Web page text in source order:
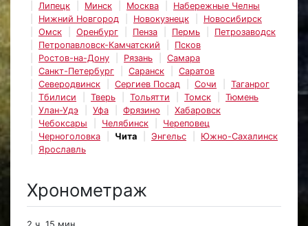
Липецк
Минск Москва
Набережные Челны
Нижний Новгород
Новокузнецк
Новосибирск
Омск
Оренбург Пенза Пермь
Петрозаводск
Петропавловск-Камчатский
Псков
Ростов-на-Дону
Рязань
Самара
Санкт-Петербург
Саранск
Саратов
Северодвинск
Сергиев Посад Сочи
Таганрог
Тбилиси
Тверь Тольятти Томск
Тюмень
Улан-Удэ
Уфа Фрязино
Хабаровск
Чебоксары
Челябинск
Череповец
Черноголовка
Чита Энгельс
Южно-Сахалинск
Ярославль
Хронометраж